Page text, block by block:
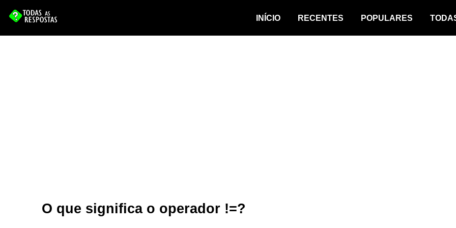
INÍCIO RECENTES POPULARES
O que significa o operador !=?